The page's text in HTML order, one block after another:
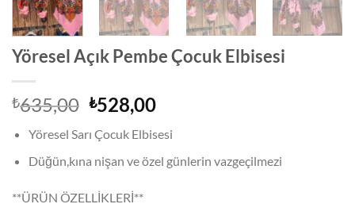
Yöresel Açık Pembe Çocuk Elbisesi
₺635,00 Orijinal
fiyat:
₺635,00.
₺528,00Şu
fiyat:
₺528,00.
Yöresel Sarı Çocuk Elbisesi
Düğün,kına nişan ve özel günlerin vazgeçilmezi
**ÜRÜN ÖZELLİKLERİ**